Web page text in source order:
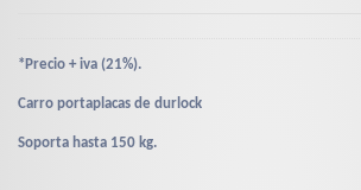
*Precio + iva (21%).
Carro portaplacas de durlock
Soporta hasta 150 kg.